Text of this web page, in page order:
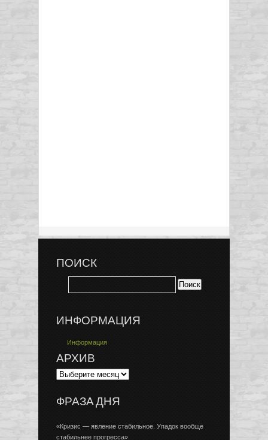
ПОИСК
ИНФОРМАЦИЯ
Информация
АРХИВ
ФРАЗА ДНЯ
«Кризис — явление стабильное. Упадок вообще
стабильнее прогресса»